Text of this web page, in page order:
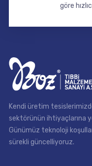
göre
Kendi üretim
sektörünün ihtiyaçlarına
Günümüz teknoloji
sürekli güncelliyoruz.